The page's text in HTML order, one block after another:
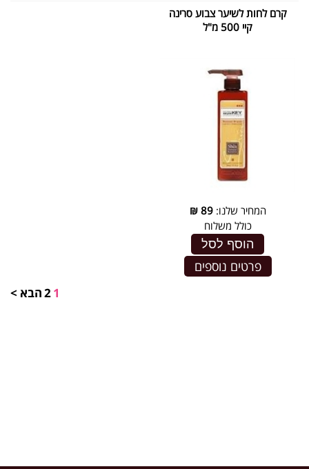
קרם לחות לשיער צבוע סרינה
קיי 500 מ"ל
המחיר שלנו:89
₪
כולל משלוח
הוסף לסל
פרטים נוספים
1
2הבא >